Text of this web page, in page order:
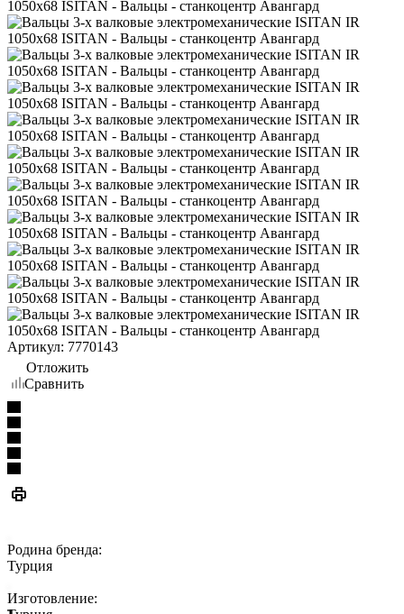
Артикул: 7770143
Отложить
Сравнить
Родина бренда:
Турция
Изготовление: